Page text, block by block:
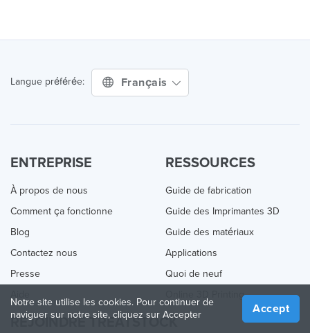
Langue préférée: Français
ENTREPRISE
À propos de nous
Comment ça fonctionne
Blog
Contactez nous
Presse
RESSOURCES
Guide de fabrication
Guide des Imprimantes 3D
Guide des matériaux
Applications
Quoi de neuf
Online 3D Printing
REJOINDRE TREATSTOCK
Notre site utilise les cookies. Pour continuer de
naviguer sur notre site, cliquez sur Accepter
Accept